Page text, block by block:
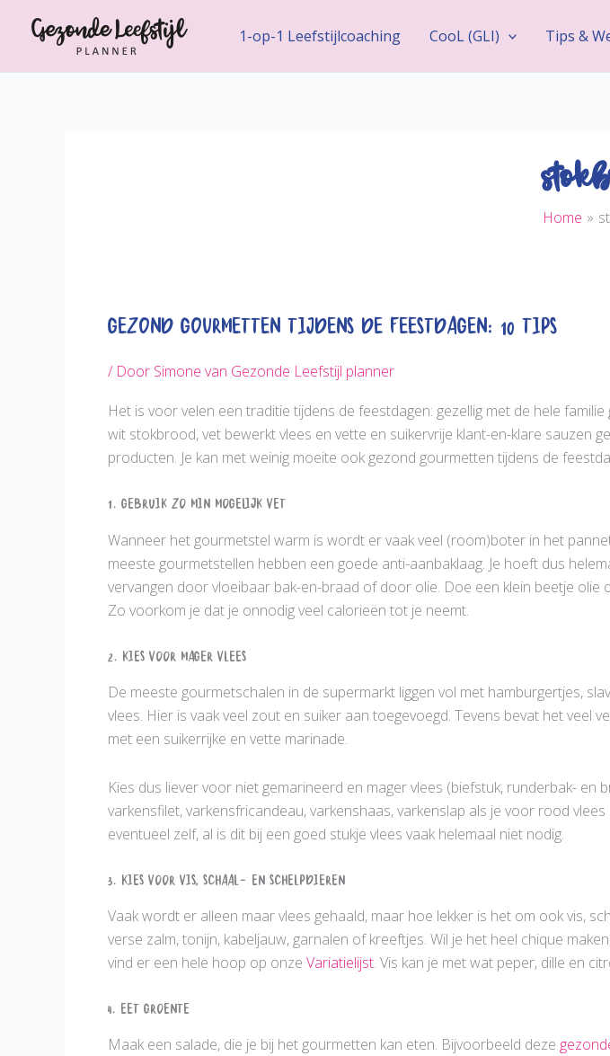
1-op-1 Leefstijlcoaching CooL (GLI) Tips &
Home
Gezond Gourmetten tijdens de Feestdagen: 10 Tips
/ Door Simone van Gezonde Leefstijl planner
Het is voor velen een traditie tijdens de feestdagen: gezellig met de hele
wit stokbrood, vet bewerkt vlees en vette en suikervrije klant-en-klare sauzen
producten. Je kan met weinig moeite ook gezond gourmetten tijdens de
1. Gebruik zo min mogelijk vet
Wanneer het gourmetstel warm is wordt er vaak veel (room)boter in het
meeste gourmetstellen hebben een goede anti-aanbaklaag. Je hoeft dus
vervangen door vloeibaar bak-en-braad of door olie. Doe een klein beetje
Zo voorkom je dat je onnodig veel calorieën tot je neemt.
2. Kies voor mager vlees
De meeste gourmetschalen in de supermarkt liggen vol met hamburgertjes,
vlees. Hier is vaak veel zout en suiker aan toegevoegd. Tevens bevat het veel
met een suikerrijke en vette marinade.
Kies dus liever voor niet gemarineerd en mager vlees (biefstuk, runderbak-
varkensfilet, varkensfricandeau, varkenshaas, varkenslap als je voor rood
eventueel zelf, al is dit bij een goed stukje vlees vaak helemaal niet nodig.
3. Kies voor vis, schaal- en schelpdieren
Vaak wordt er alleen maar vlees gehaald, maar hoe lekker is het om ook vis,
verse zalm, tonijn, kabeljauw, garnalen of kreeftjes. Wil je het heel chique
vind er een hele hoop op onze Variatielijst. Vis kan je met wat peper, dille en
4. Eet groente
Maak een salade, die je bij het gourmetten kan eten. Bijvoorbeeld deze